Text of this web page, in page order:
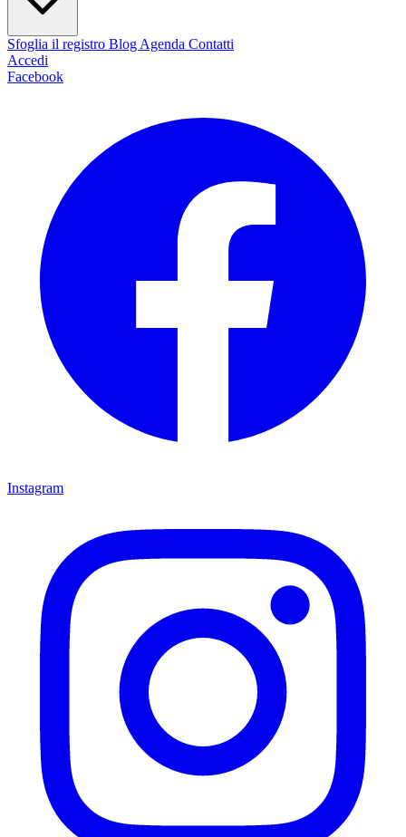
Sfoglia il registro Blog Agenda Contatti
Accedi
Facebook
Instagram